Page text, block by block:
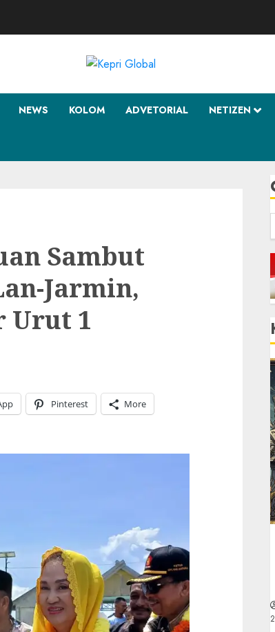
NEWS KOLOM ADVETORIAL NETIZEN
Sambut
Jarmin,
Urut 1
Pinterest More